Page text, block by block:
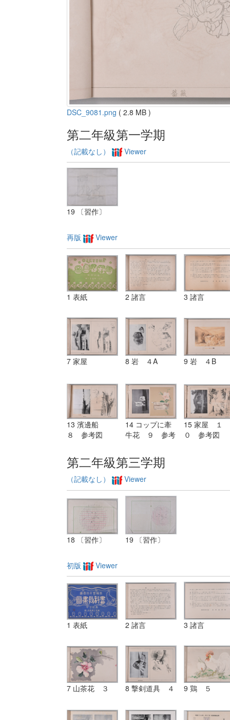
DSC_9081.png ( 2.8 MB )
第二年級第一学期
（記載なし） Viewer
19 〔習作〕
再版 Viewer
1 表紙 2 諸言 3 諸言
7 家屋 8 岩 ４A 9 岩 ４B
13 濱邊船
８ 参考図
14 コップに牽
牛花 ９ 参考
15 家屋 １
０ 参考図
第二年級第三学期
（記載なし） Viewer
18 〔習作〕 19 〔習作〕
初版 Viewer
1 表紙 2 諸言 3 諸言
7 山茶花 ３ 8 撃剣道具 ４ 9 鶏 ５